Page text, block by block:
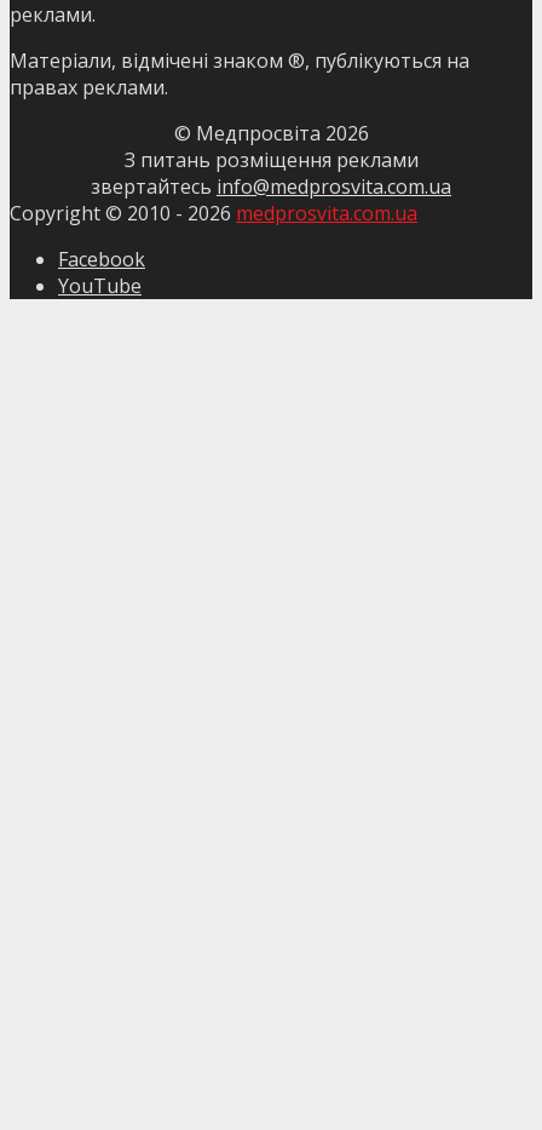
реклами.
Матеріали, відмічені знаком ®, публікуються на
правах реклами.
© Медпросвіта 2026
З питань розміщення реклами
звертайтесь info@medprosvita.com.ua
Copyright © 2010 - 2026 medprosvita.com.ua
Facebook
YouTube